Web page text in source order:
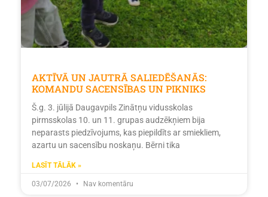
AKTĪVĀ UN JAUTRĀ SALIEDĒŠANĀS:
KOMANDU SACENSĪBAS UN PIKNIKS
Š.g. 3. jūlijā Daugavpils Zinātņu vidusskolas
pirmsskolas 10. un 11. grupas audzēkņiem bija
neparasts piedzīvojums, kas piepildīts ar smiekliem,
azartu un sacensību noskaņu. Bērni tika
LASĪT TĀLĀK »
03/07/2026 Nav komentāru